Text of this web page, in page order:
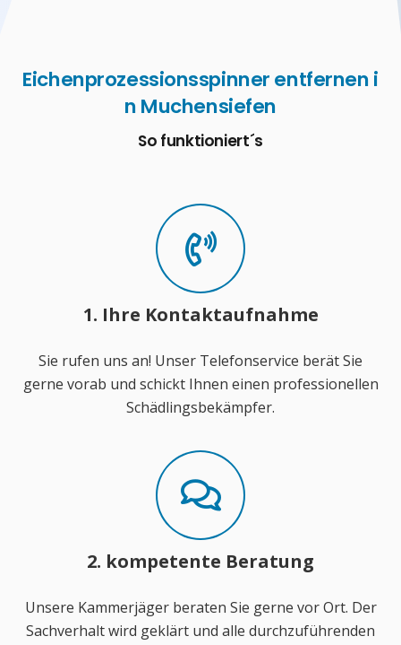
Eichenprozessionsspinner entfernen i
n Muchensiefen
So funktioniert´s
1. Ihre Kontaktaufnahme
Sie rufen uns an! Unser Telefonservice berät Sie
gerne vorab und schickt Ihnen einen professionellen
Schädlingsbekämpfer.
2. kompetente Beratung
Unsere Kammerjäger beraten Sie gerne vor Ort. Der
Sachverhalt wird geklärt und alle durchzuführenden